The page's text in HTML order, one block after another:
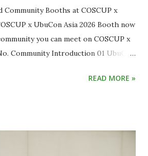
YouTube、LINE、Twitch 等多數
於 15 秒至 30 秒，距離延遲秒數低於 3
Low Latency）標準，還有一大段距
的互動效果有限。 但想克服延遲並不容
。 KKStream 執行副總李卓軒 Kevin C.H.
Booths at COSCUP x
x UbuCon Asia 2026 Booth now
you can meet on COSCUP x
Community Introduction 01 UbuCon
Taiwan User Group x WasmEdge
READ MORE »